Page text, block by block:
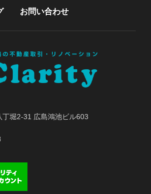
お問い合わせ
丁堀2-31 広島鴻池ビル603